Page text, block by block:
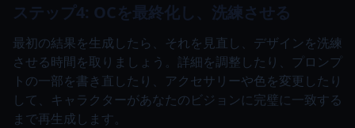
ステップ4: OCを最終化し、洗練させる
最初の結果を生成したら、それを見直し、デザインを洗練
させる時間を取りましょう。詳細を調整したり、プロンプ
トの一部を書き直したり、アクセサリーや色を変更したり
して、キャラクターがあなたのビジョンに完璧に一致する
まで再生成します。